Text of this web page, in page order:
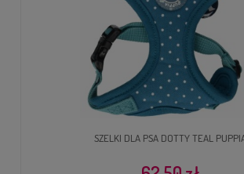
SZELKI DLA PSA DOTTY TEAL